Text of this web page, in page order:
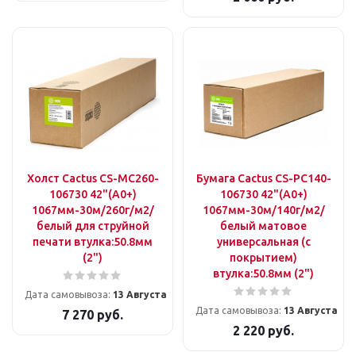
Холст Cactus CS-MC260-
106730 42"(A0+)
1067мм-30м/260г/м2/
белый для струйной
печати втулка:50.8мм
(2")
Дата самовывоза: 13 Августа
7 270 руб.
Бумага Cactus CS-PC140-
106730 42"(A0+)
1067мм-30м/140г/м2/
белый матовое
универсальная (с
покрытием)
втулка:50.8мм (2")
Дата самовывоза: 13 Августа
2 220 руб.